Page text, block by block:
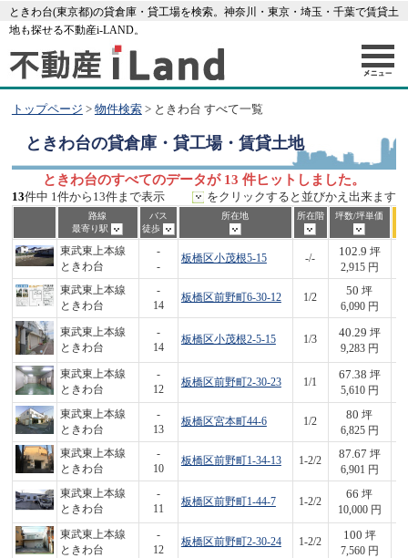
ときわ台(東京都)の貸倉庫・貸工場を検索。神奈川・東京・埼玉・千葉で賃貸土
地も探せる不動産i-LAND。
トップページ > 物件検索> ときわ台 すべて一覧
ときわ台の貸倉庫・貸工場・賃貸土地
ときわ台のすべてのデータが 13 件ヒットしました。
13件中 1件から13件まで表示 をクリックすると並びかえ出来ます
路線
最寄り駅
バス
徒歩
所在地 所在階 坪数/坪単価
東武東上本線
ときわ台
-
-
板橋区小茂根5-15 -/-
102.9 坪
2,915 円
東武東上本線
ときわ台
-
14
板橋区前野町6-30-12 1/2
50 坪
6,090 円
東武東上本線
ときわ台
-
14
板橋区小茂根2-5-15 1/3
40.29 坪
9,283 円
東武東上本線
ときわ台
-
12
板橋区前野町2-30-23 1/1
67.38 坪
5,610 円
東武東上本線
ときわ台
-
13
板橋区宮本町44-6 1/2
80 坪
6,825 円
東武東上本線
ときわ台
-
10
板橋区前野町1-34-13 1-2/2
87.67 坪
6,901 円
東武東上本線
ときわ台
-
11
板橋区前野町1-44-7 1-2/2
66 坪
10,000 円
東武東上本線
ときわ台
-
12
板橋区前野町2-30-24 1-2/2
100 坪
7,560 円